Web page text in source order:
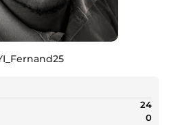
24
0